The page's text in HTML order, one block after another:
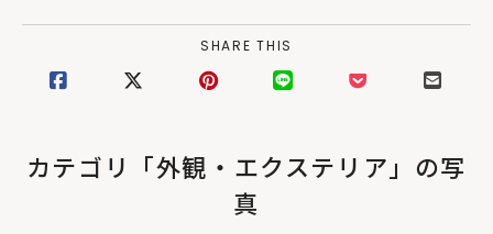
SHARE THIS
カテゴリ「外観・エクステリア」の写
真